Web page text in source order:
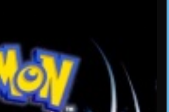
et Hunter x Hunter, tandis que Les